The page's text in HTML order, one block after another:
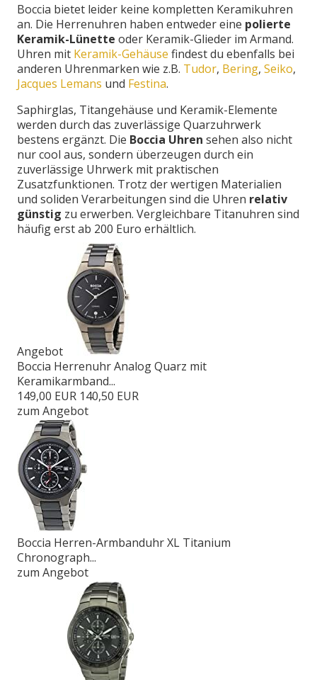
Boccia bietet leider keine kompletten Keramikuhren
an. Die Herrenuhren haben entweder eine polierte
Keramik-Lünette oder Keramik-Glieder im Armand.
Uhren mit Keramik-Gehäuse findest du ebenfalls bei
anderen Uhrenmarken wie z.B. Tudor, Bering, Seiko,
Jacques Lemans und Festina.
Saphirglas, Titangehäuse und Keramik-Elemente
werden durch das zuverlässige Quarzuhrwerk
bestens ergänzt. Die Boccia Uhren sehen also nicht
nur cool aus, sondern überzeugen durch ein
zuverlässige Uhrwerk mit praktischen
Zusatzfunktionen. Trotz der wertigen Materialien
und soliden Verarbeitungen sind die Uhren relativ
günstig zu erwerben. Vergleichbare Titanuhren sind
häufig erst ab 200 Euro erhältlich.
Angebot
Boccia Herrenuhr Analog Quarz mit
Keramikarmband...
149,00 EUR 140,50 EUR
zum Angebot
Boccia Herren-Armbanduhr XL Titanium
Chronograph...
zum Angebot